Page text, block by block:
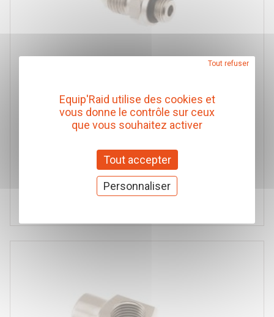
RACCORD 1/8 BSP (M) - JIC-04 (M) ARB (2x)
(Prix pour 1 Paire)
Equip'Raid utilise des cookies et
vous donne le contrôle sur ceux
que vous souhaitez activer
Tout accepter
Tout refuser
Personnaliser